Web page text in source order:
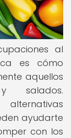
al
es cómo
aquellos
salados.
ayudarte
con los